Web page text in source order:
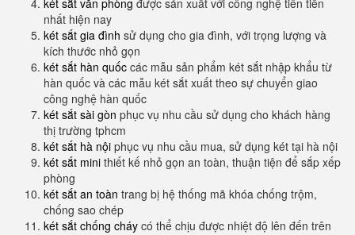
két sắt văn phòng được sản xuất với công nghệ tiên tiến
nhất hiện nay
két sắt gia đình sử dụng cho gia đình, với trọng lượng và
kích thước nhỏ gọn
két sắt hàn quốc các mẫu sản phẩm két sắt nhập khẩu từ
hàn quốc và các mẫu két sắt xuất theo sự chuyển giao
công nghệ hàn quốc
két sắt sài gòn phục vụ nhu cầu sử dụng cho khách hàng
thị trường tphcm
két sắt hà nội phục vụ nhu cầu mua, sử dụng két tại hà nội
két sắt mini thiết kế nhỏ gọn an toàn, thuận tiện để sắp xếp
phòng
két sắt an toàn trang bị hệ thống mã khóa chống trộm,
chống sao chép
két sắt chống cháy có thể chịu được nhiệt độ lên đến trên